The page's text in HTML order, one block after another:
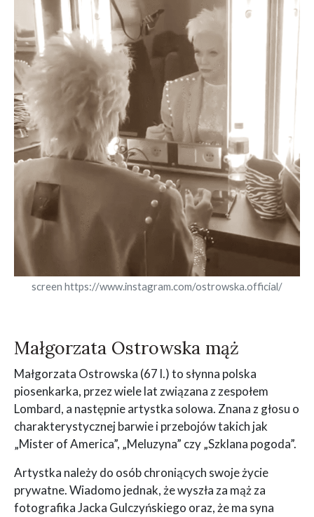
screen https://www.instagram.com/ostrowska.official/
Małgorzata Ostrowska mąż
Małgorzata Ostrowska (67 l.) to słynna polska
piosenkarka, przez wiele lat związana z zespołem
Lombard, a następnie artystka solowa. Znana z głosu o
charakterystycznej barwie i przebojów takich jak
„Mister of America”, „Meluzyna” czy „Szklana pogoda”.
Artystka należy do osób chroniących swoje życie
prywatne. Wiadomo jednak, że wyszła za mąż za
fotografika Jacka Gulczyńskiego oraz, że ma syna